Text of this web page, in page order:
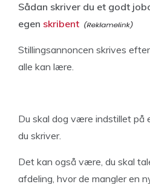
Sådan skriver du et godt
egen skribent
Stillingsannoncen skrives
alle kan lære.
Du skal dog være indstillet på
du skriver.
Det kan også være, du skal
afdeling, hvor de mangler en